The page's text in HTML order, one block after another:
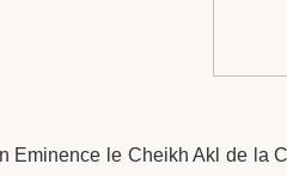
Eminence le Cheikh Akl de la